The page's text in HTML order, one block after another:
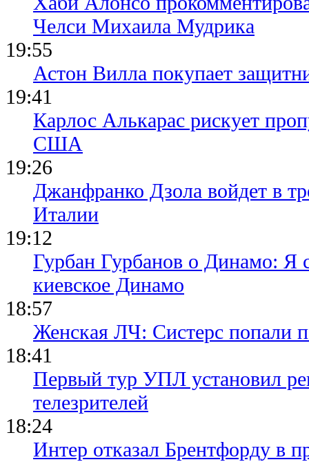
Челси Михаила Мудрика
19:55
Астон Вилла покупает
19:41
Карлос Алькарас рискует
США
19:26
Джанфранко Дзола войдет в
Италии
19:12
Гурбан Гурбанов о Динамо: Я
киевское Динамо
18:57
Женская ЛЧ: Систерс попали
18:41
Первый тур УПЛ установил
телезрителей
18:24
Интер отказал Брентфорду в